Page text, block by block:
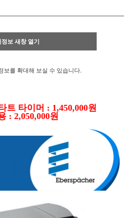
보 새창 열기
보를 확대해 보실 수 있습니다.
트 타이머 : 1,450,000원
: 2,050,000원